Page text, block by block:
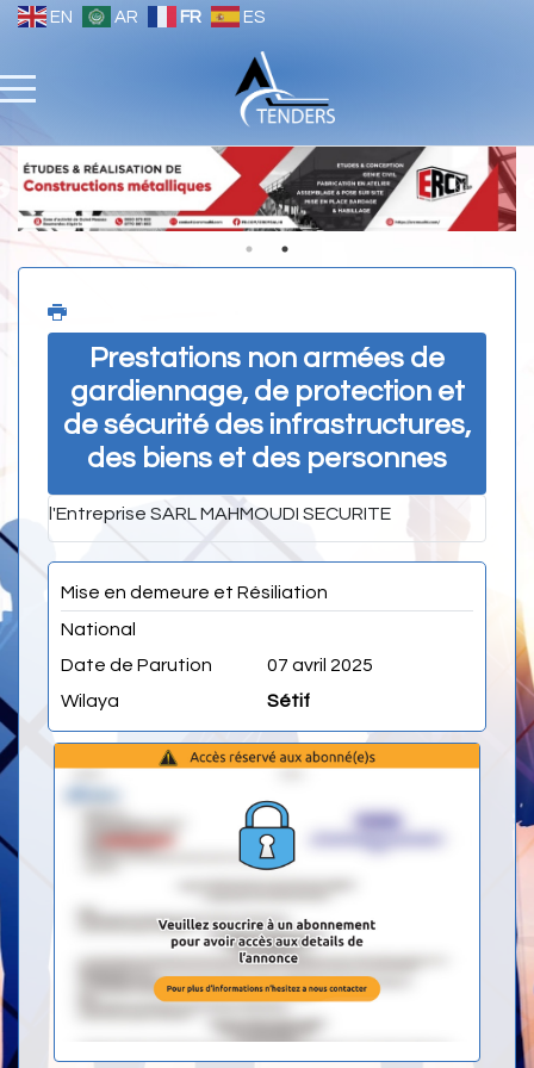
EN AR FR ES
Prestations non armées de
gardiennage, de protection et
de sécurité des infrastructures,
des biens et des personnes
l'Entreprise SARL MAHMOUDI SECURITE
Mise en demeure et Résiliation
National
Date de Parution
07 avril 2025
Wilaya
Sétif